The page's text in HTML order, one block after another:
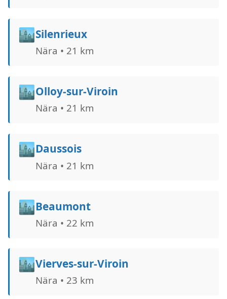
🏙️Silenrieux
Nära • 21 km
🏙️Olloy-sur-Viroin
Nära • 21 km
🏙️Daussois
Nära • 21 km
🏙️Beaumont
Nära • 22 km
🏙️Vierves-sur-Viroin
Nära • 23 km